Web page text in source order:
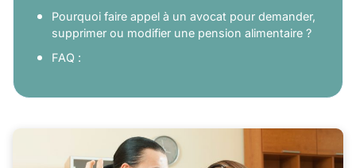
Pourquoi faire appel à un avocat pour demander,
supprimer ou modifier une pension alimentaire ?
FAQ :